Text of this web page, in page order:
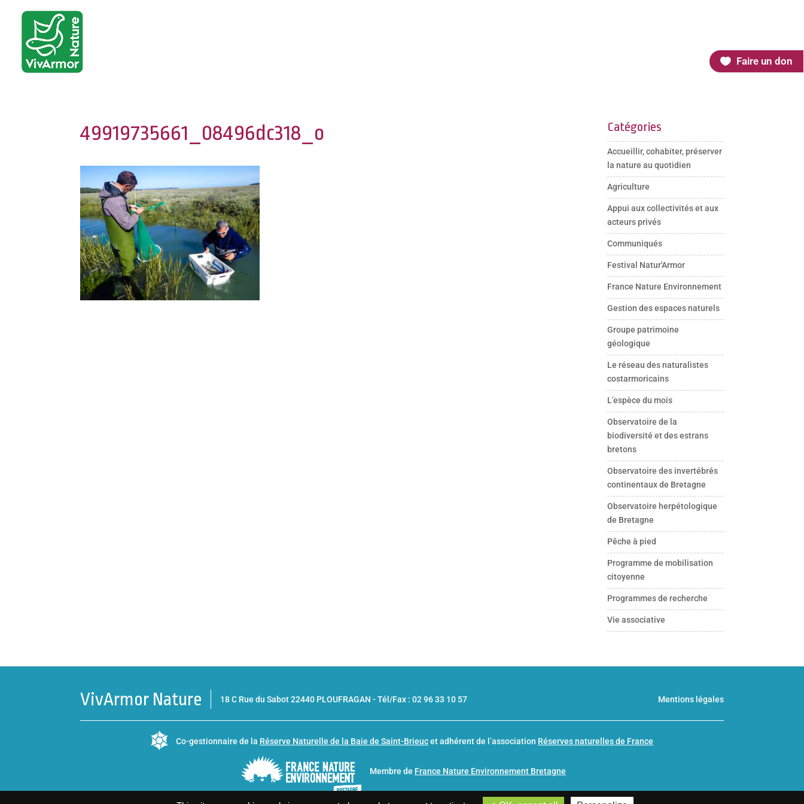
Faire un don
49919735661_08496dc318_o Catégories
Accueillir, cohabiter, préserver
la nature au quotidien
Agriculture
Appui aux collectivités et aux
acteurs privés
Communiqués
Festival Natur'Armor
France Nature Environnement
Gestion des espaces naturels
Groupe patrimoine
géologique
Le réseau des naturalistes
costarmoricains
L’espèce du mois
Observatoire de la
biodiversité et des estrans
bretons
Observatoire des invertébrés
continentaux de Bretagne
Observatoire herpétologique
de Bretagne
Pêche à pied
Programme de mobilisation
citoyenne
Programmes de recherche
Vie associative
VivArmor Nature 18 C Rue du Sabot 22440 PLOUFRAGAN -Tél/Fax : 02 96 33 10 57 Mentions légales
Co-gestionnaire de la Réserve Naturelle de la Baie de Saint-Brieucet adhérent de l’association Réserves naturelles de France
Membre de France Nature Environnement Bretagne